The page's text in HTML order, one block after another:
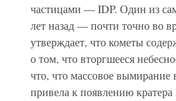
частицами — IDP. Один из
лет назад — почти точно во
утверждает, что кометы
о том, что вторгшееся
что, что массовое
привела к появлению кратера